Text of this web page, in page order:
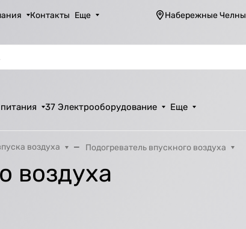
Контакты Еще Набережные Челны
37 Электрооборудование Еще
воздуха Подогреватель впускного воздуха
воздуха